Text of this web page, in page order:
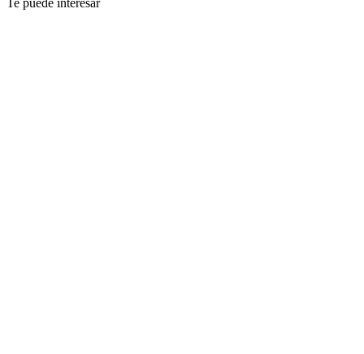
Te puede interesar